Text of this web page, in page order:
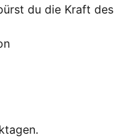
du die Kraft des
das bereit ist,
Die rote
und grüne
Energie. Ein
um die Welt zu
– por amor à